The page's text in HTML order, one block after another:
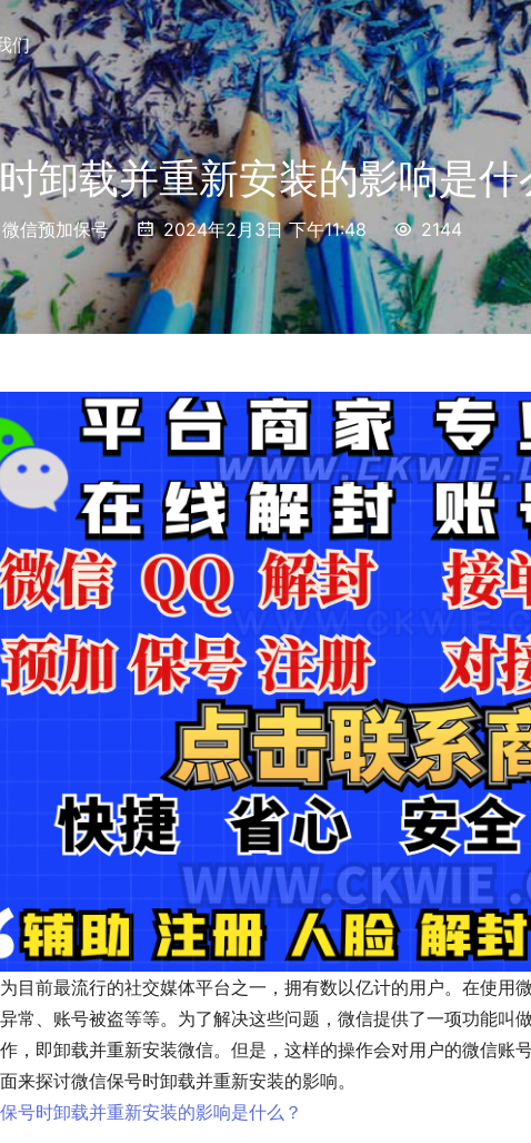
们
卸载并重新安装的影响是什
微信预加保号 2024年2月3日 下午11:48 2144
目前最流行的社交媒体平台之一，拥有数以亿计的用户。在使用
常、账号被盗等等。为了解决这些问题，微信提供了一项功能叫
，即卸载并重新安装微信。但是，这样的操作会对用户的微信账
来探讨微信保号时卸载并重新安装的影响。